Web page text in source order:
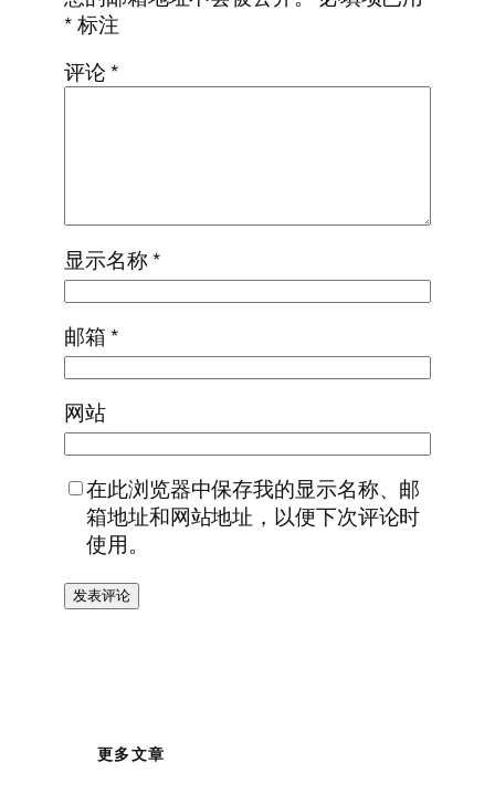
*标注
评论*
显示名称*
邮箱*
网站
在此浏览器中保存我的显示名称、邮
箱地址和网站地址，以便下次评论时
使用。
更多文章